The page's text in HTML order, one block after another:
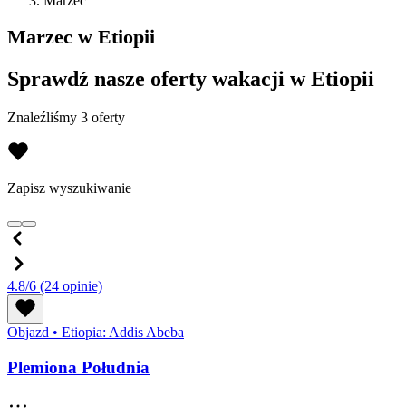
Marzec w Etiopii
Sprawdź nasze oferty wakacji w Etiopii
Znaleźliśmy 3 oferty
Zapisz wyszukiwanie
4.8/6 (24 opinie)
Objazd • Etiopia: Addis Abeba
Plemiona Południa